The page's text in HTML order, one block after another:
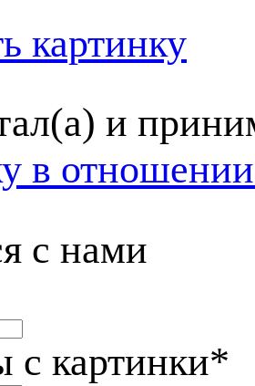
картинку
и
в
с нами
картинки*